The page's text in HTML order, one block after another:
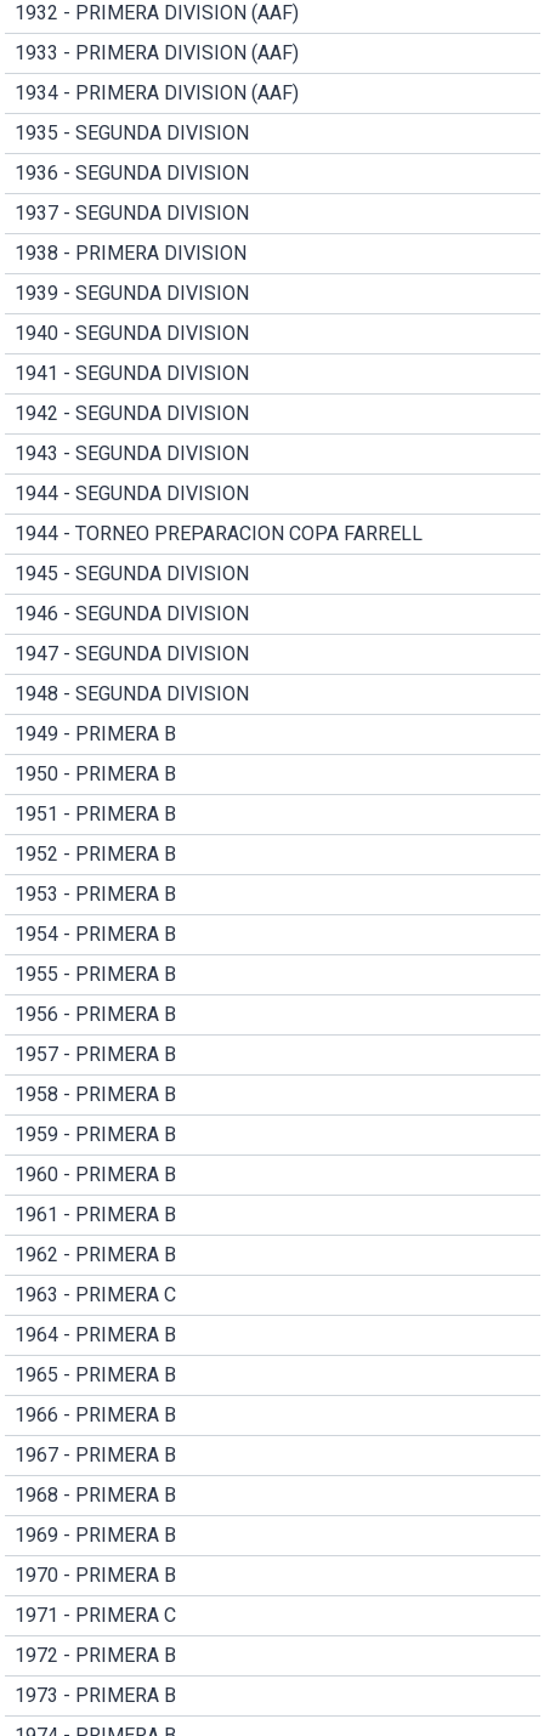
1932 - PRIMERA DIVISION (AAF)
1933 - PRIMERA DIVISION (AAF)
1934 - PRIMERA DIVISION (AAF)
1935 - SEGUNDA DIVISION
1936 - SEGUNDA DIVISION
1937 - SEGUNDA DIVISION
1938 - PRIMERA DIVISION
1939 - SEGUNDA DIVISION
1940 - SEGUNDA DIVISION
1941 - SEGUNDA DIVISION
1942 - SEGUNDA DIVISION
1943 - SEGUNDA DIVISION
1944 - SEGUNDA DIVISION
1944 - TORNEO PREPARACION COPA FARRELL
1945 - SEGUNDA DIVISION
1946 - SEGUNDA DIVISION
1947 - SEGUNDA DIVISION
1948 - SEGUNDA DIVISION
1949 - PRIMERA B
1950 - PRIMERA B
1951 - PRIMERA B
1952 - PRIMERA B
1953 - PRIMERA B
1954 - PRIMERA B
1955 - PRIMERA B
1956 - PRIMERA B
1957 - PRIMERA B
1958 - PRIMERA B
1959 - PRIMERA B
1960 - PRIMERA B
1961 - PRIMERA B
1962 - PRIMERA B
1963 - PRIMERA C
1964 - PRIMERA B
1965 - PRIMERA B
1966 - PRIMERA B
1967 - PRIMERA B
1968 - PRIMERA B
1969 - PRIMERA B
1970 - PRIMERA B
1971 - PRIMERA C
1972 - PRIMERA B
1973 - PRIMERA B